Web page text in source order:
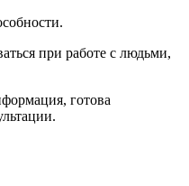
при работе с людьми,
готова